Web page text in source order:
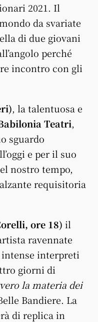
2021. Il
da svariate
di due giovani
perché
incontro con gli
, la talentuosa e
Teatri,
sguardo
e per il suo
nostro tempo,
requisitoria
ore 18) il
ravennate
interpreti
giorni di
la materia dei
Bandiere. La
di replica in